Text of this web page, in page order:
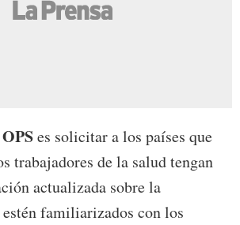
OPSes solicitar a los países que
trabajadores de la salud tengan
actualizada sobre la
familiarizados con los